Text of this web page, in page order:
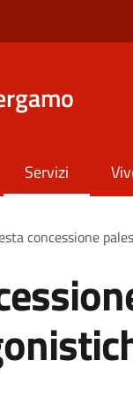
Servizi
concessione